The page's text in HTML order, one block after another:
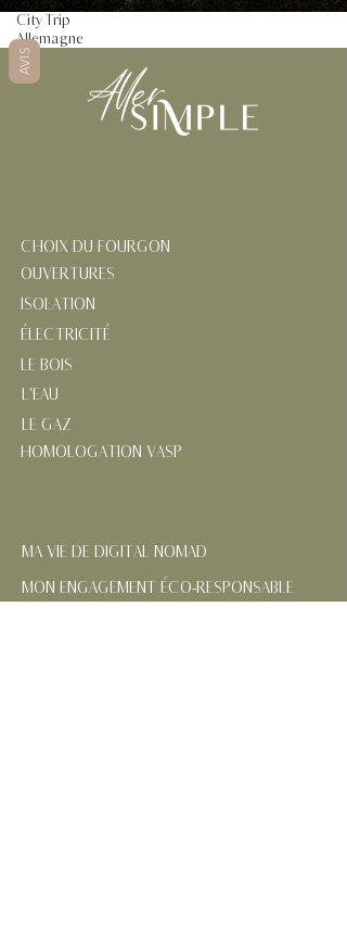
City Trip
Allemagne
CHOIX DU FOURGON
OUVERTURES
ISOLATION
ÉLECTRICITÉ
LE BOIS
L'EAU
LE GAZ
HOMOLOGATION VASP
MA VIE DE DIGITAL NOMAD
MON ENGAGEMENT ÉCO-RESPONSABLE
AVIS